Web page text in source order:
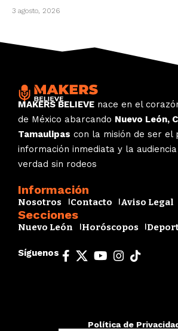
3 agosto, 2026
MAKERS BELIEVE nace en el
de México abarcando Nuevo León,
Tamaulipas con la misión de ser el
información inmediata y la
verdad sin rodeos
Información
Nosotros Contacto Aviso Legal
Secciones
Nuevo León Horóscopos
Síguenos
Política de